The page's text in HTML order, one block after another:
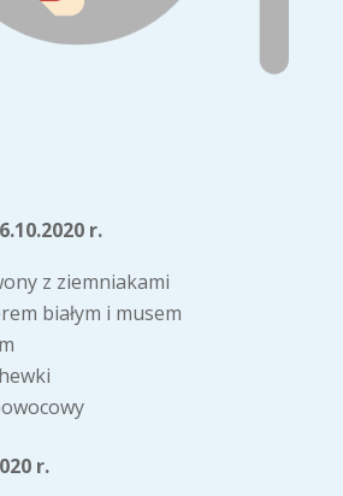
r.
z ziemniakami
białym i musem
r.